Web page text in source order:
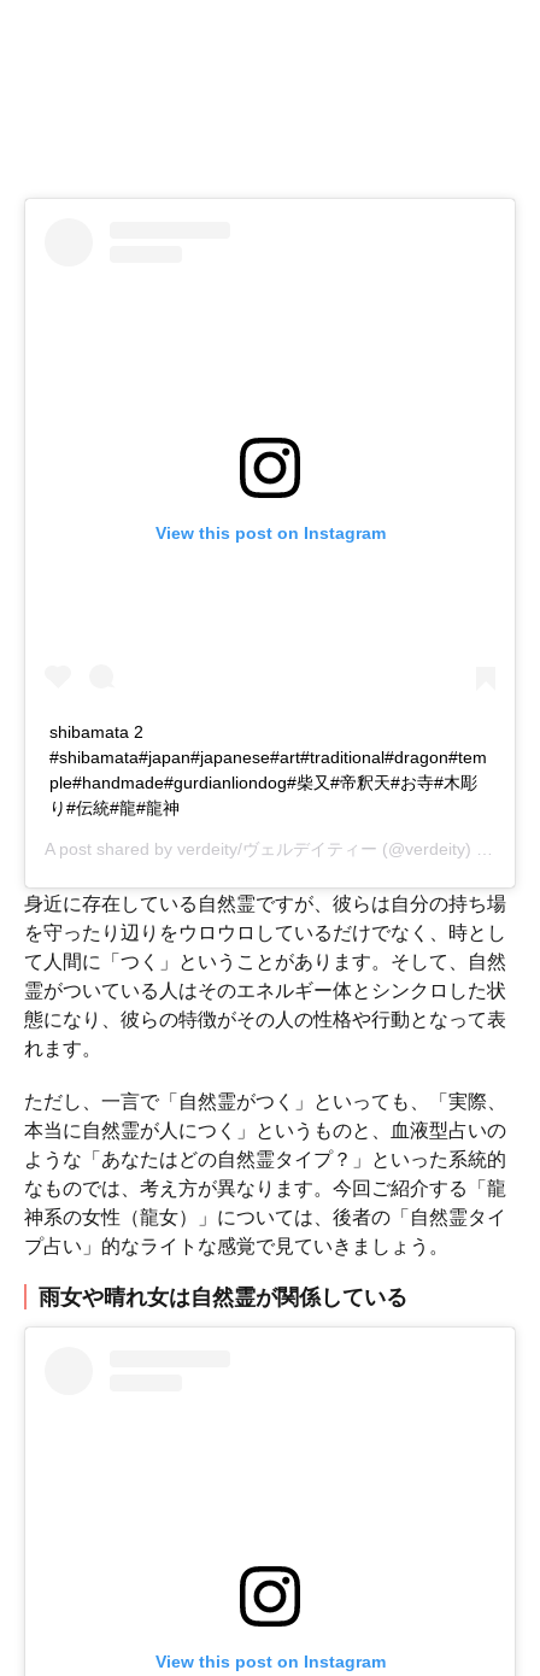
View this post on Instagram
shibamata 2
#shibamata#japan#japanese#art#traditional#dragon#tem
ple#handmade#gurdianliondog#柴又#帝釈天#お寺#木彫
り#伝統#龍#龍神
A post shared by verdeity/ヴェルデイティー (@verdeity) on
身近に存在している自然霊ですが、彼らは自分の持ち場
を守ったり辺りをウロウロしているだけでなく、時とし
て人間に「つく」ということがあります。そして、自然
霊がついている人はそのエネルギー体とシンクロした状
態になり、彼らの特徴がその人の性格や行動となって表
れます。
ただし、一言で「自然霊がつく」といっても、「実際、
本当に自然霊が人につく」というものと、血液型占いの
ような「あなたはどの自然霊タイプ？」といった系統的
なものでは、考え方が異なります。今回ご紹介する「龍
神系の女性（龍女）」については、後者の「自然霊タイ
プ占い」的なライトな感覚で見ていきましょう。
雨女や晴れ女は自然霊が関係している
View this post on Instagram